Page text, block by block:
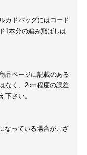
カドバッグにはコード
1本分の編み飛ばしは
品ページに記載のある
なく、2cm程度の誤差
下さい。
なっている場合がござ